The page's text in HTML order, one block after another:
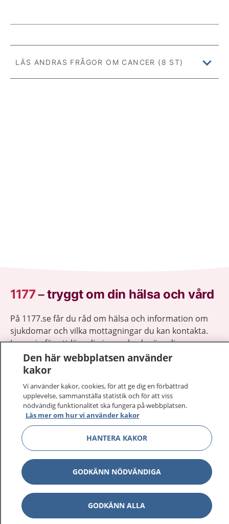
LÄS ANDRAS FRÅGOR OM CANCER (8 ST)
1177–tryggt om din hälsa och vård
På 1177.se får du råd om hälsa och information om
sjukdomar och vilka mottagningar du kan kontakta.
Logga in för att läsa din journal och göra dina
vårdärenden. Ring telefonnummer 1177 för
sjukvårdsrådgivning dygnet runt.
1177 på flera språk Visa
Om 1177 Visa
Kontakt Visa
Den här webbplatsen använder
kakor
Vi använder kakor, cookies, för att ge dig en förbättrad
upplevelse, sammanställa statistik och för att viss
nödvändig funktionalitet ska fungera på webbplatsen.
Läs mer om hur vi använder kakor
HANTERA KAKOR
GODKÄNN NÖDVÄNDIGA
GODKÄNN ALLA